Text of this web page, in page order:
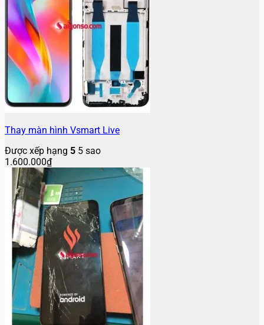
Thay màn hình Vsmart Live
Được xếp hạng 5 5 sao
1.600.000₫